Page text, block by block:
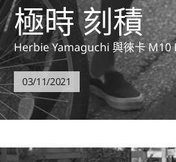
極時 刻積
Herbie Yamaguchi 與徠卡
03/11/2021